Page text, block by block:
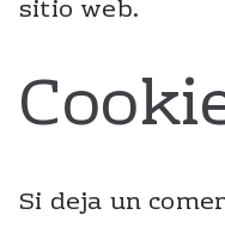
sitio web.
Si deja un